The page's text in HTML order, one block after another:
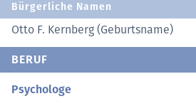
Bürgerliche Namen
Otto F. Kernberg (Geburtsname)
BERUF
Psychologe